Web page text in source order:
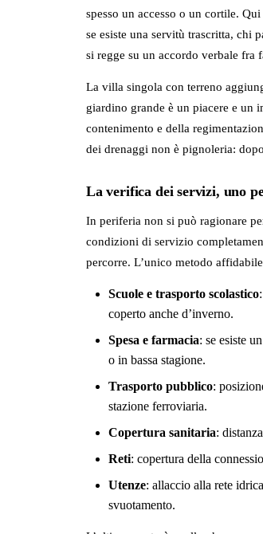
spesso un accesso o un cortile.
se esiste una servitù trascritta, chi
si regge su un accordo verbale
La villa singola con terreno
giardino grande è un piacere e un
contenimento e della
dei drenaggi non è pignoleria:
La verifica dei servizi, uno
In periferia non si può ragionare
condizioni di servizio
percorre. L’unico metodo
Scuole e trasporto scolastico
coperto anche d’inverno.
Spesa e farmacia: se esiste
o in bassa stagione.
Trasporto pubblico:
stazione ferroviaria.
Copertura sanitaria:
Reti: copertura della
Utenze: allaccio alla rete
svuotamento.